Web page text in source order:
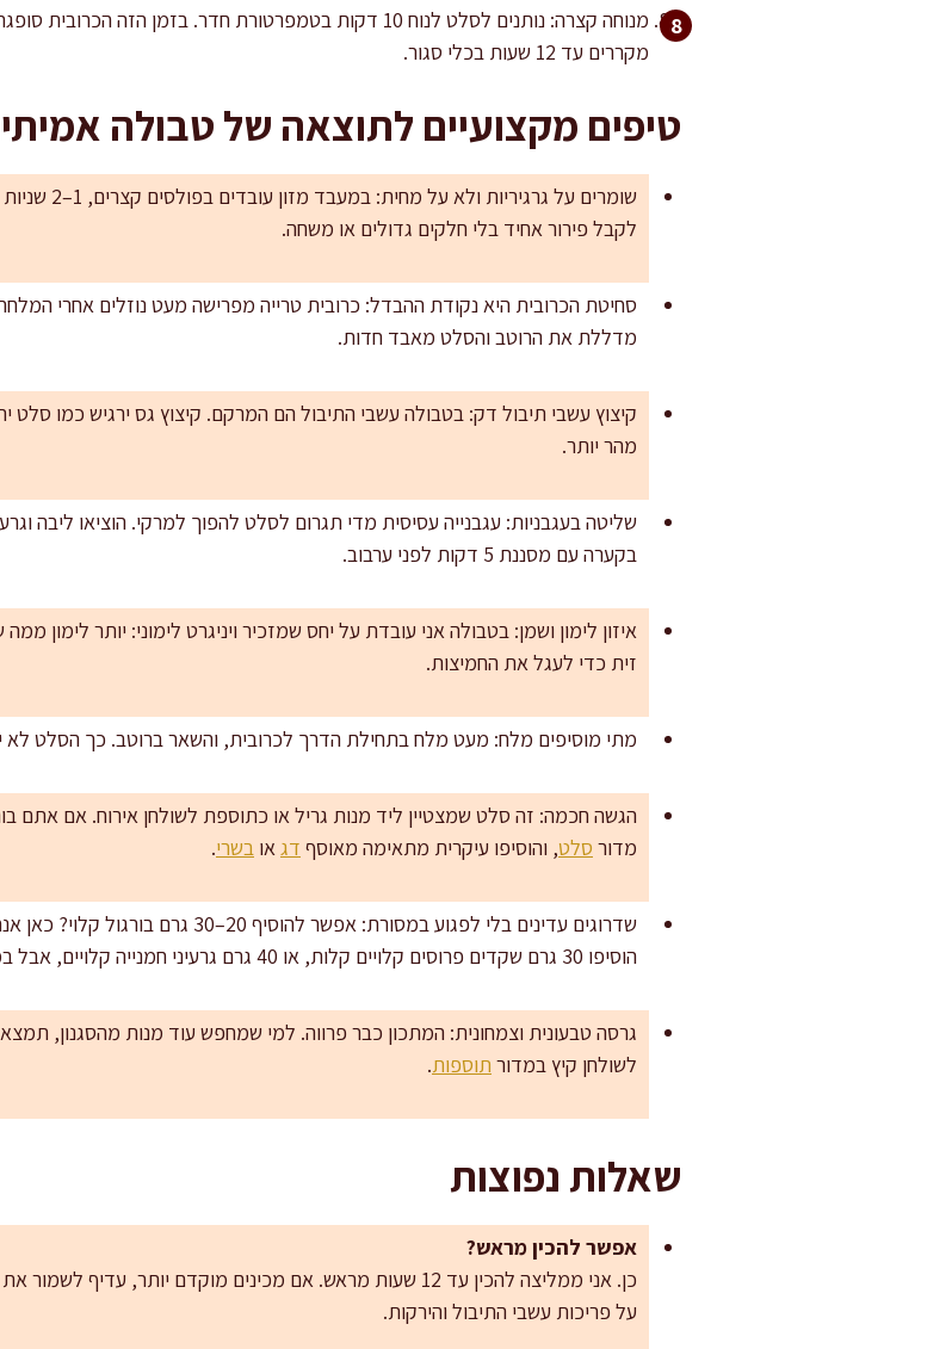
מנוחה קצרה: נותנים לסלט לנוח 10 דקות בטמפרטורת חדר. בזמן
מקררים עד 12 שעות בכלי סגור.
טיפים מקצועיים לתוצאה של טבולה
שומרים על
לקבל פירור אחיד בלי חלקים גדולים או משחה.
סחיטת הכרובית היא נקודת ההבדל: כרובית טרייה מפרישה מעט נוזלים אחרי
מדללת את הרוטב והסלט מאבד חדות.
קיצוץ עשבי תיבול דק: בטבולה עשבי התיבול הם המרקם. קיצוץ גס ירגיש כמו סלט
מהר יותר.
שליטה בעגבניות: עגבנייה עסיסית מדי תגרום לסלט להפוך למרקי. הוציאו ליבה
בקערה עם מסננת 5 דקות לפני ערבוב.
איזון לימון ושמן: בטבולה אני עובדת על יחס שמזכיר ויניגרט לימוני: יותר
זית כדי לעגל את החמיצות.
מתי מוסיפים מלח: מעט מלח בתחילת הדרך לכרובית, והשאר ברוטב. כך הסלט לא
הגשה חכמה: זה סלט שמצטיין ליד מנות גריל או כתוספת לשולחן אירוח. אם אתם
מדור סלט, והוסיפו עיקרית מתאימה מאוסף דג או בשרי.
שדרוגים עדינים בלי לפגוע במסורת: אפשר
הוסיפו 30 גרם שקדים פרוסים קלויים קלות, או 40 גרם גרעיני חמנייה קלויים, אבל במידה כדי לא להשתלט על עשבי התיבול.
גרסה טבעונית וצמחונית: המתכון כבר פרווה. למי שמחפש עוד מנות מהסגנון,
לשולחן קיץ במדור תוספות.
שאלות נפוצות
אפשר להכין מראש?
כן. אני ממליצה להכין עד 12 שעות מראש. אם מכינים מוקדם יותר,
על פריכות עשבי התיבול והירקות.